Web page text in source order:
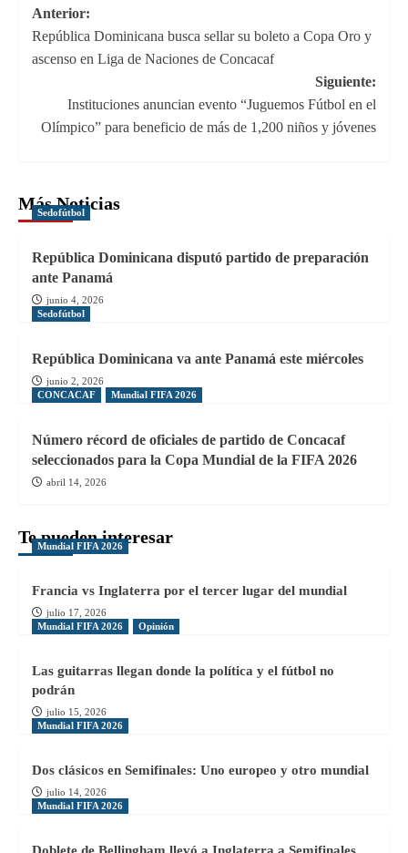
Navegación
de
entradas
Anterior:
República Dominicana busca sellar su boleto a Copa Oro y
ascenso en Liga de Naciones de Concacaf
Siguiente:
Instituciones anuncian evento “Juguemos Fútbol en el
Olímpico” para beneficio de más de 1,200 niños y jóvenes
Más Noticias
Sedofútbol
República Dominicana disputó partido de preparación
ante Panamá
junio 4, 2026
Sedofútbol
República Dominicana va ante Panamá este miércoles
junio 2, 2026
CONCACAF
Mundial FIFA 2026
Número récord de oficiales de partido de Concacaf
seleccionados para la Copa Mundial de la FIFA 2026
abril 14, 2026
Te pueden interesar
Mundial FIFA 2026
Francia vs Inglaterra por el tercer lugar del mundial
julio 17, 2026
Mundial FIFA 2026
Opinión
Las guitarras llegan donde la política y el fútbol no
podrán
julio 15, 2026
Mundial FIFA 2026
Dos clásicos en Semifinales: Uno europeo y otro mundial
julio 14, 2026
Mundial FIFA 2026